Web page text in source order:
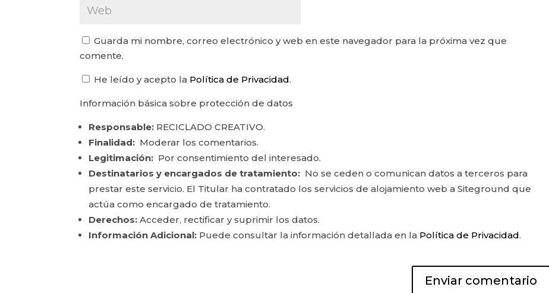
Guarda mi nombre, correo electrónico y web en este navegador para la próxima vez que
comente.
He leído y acepto la Política de Privacidad.
Información básica sobre protección de datos
Responsable: RECICLADO CREATIVO.
Finalidad: Moderar los comentarios.
Legitimación: Por consentimiento del interesado.
Destinatarios y encargados de tratamiento: No se ceden o comunican datos a terceros para
prestar este servicio. El Titular ha contratado los servicios de alojamiento web a Siteground que
actúa como encargado de tratamiento.
Derechos: Acceder, rectificar y suprimir los datos.
Información Adicional: Puede consultar la información detallada en la Política de Privacidad.